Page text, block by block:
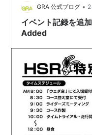
リグビー」のレッドカ
がら拙者はそのため
GRA 公式ブログ •
イベント記録を追
Added